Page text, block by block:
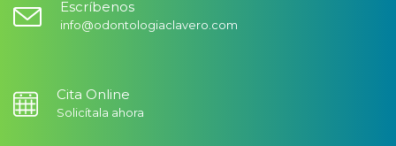
Escríbenos
info@odontologiaclavero.com
Cita Online
Solicítala ahora